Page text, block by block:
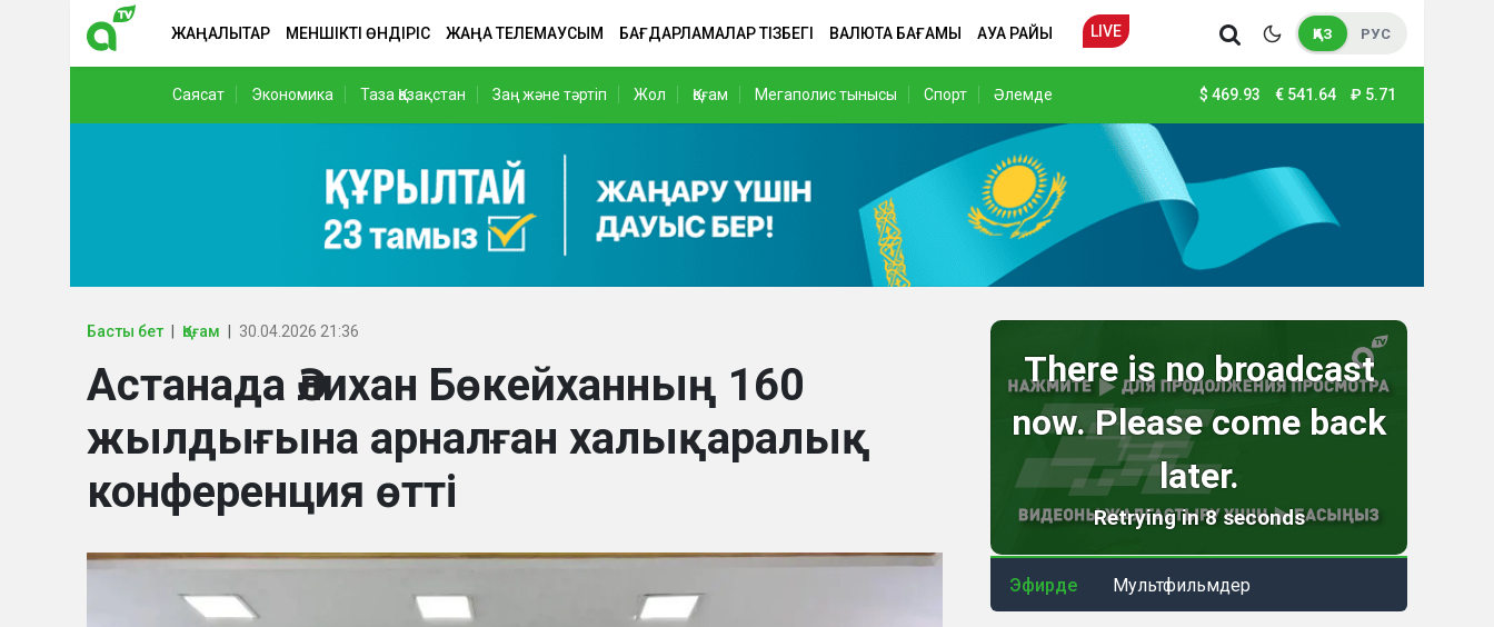
ЖАҢАЛЫҚТАР МЕНШІКТІ ӨНДІРІС ЖАҢА ТЕЛЕМАУСЫМ БАҒДАРЛАМАЛАР ТІЗБЕГІ ВАЛЮТА БАҒАМЫ АУА РАЙЫ LIVE ҚАЗ РУС
Саясат Экономика Таза Қазақстан Заң және тәртіп Жол Қоғам Мегаполис тынысы Спорт Әлемде $ 469.93 € 541.64 ₽ 5.71
Басты бет Қоғам 30.04.2026 21:36
Астанада Әлихан Бөкейханның 160
жылдығына арналған халықаралық
конференция өтті
Эфирде Мультфильмдер